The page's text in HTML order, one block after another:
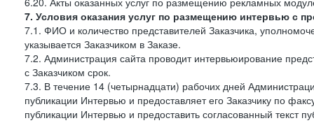
7. Условия оказания услуг по размещению интервью с
7.1. ФИО и количество представителей Заказчика,
указывается Заказчиком в Заказе.
7.2. Администрация сайта проводит интервьюирование
с Заказчиком срок.
7.3. В течение 14 (четырнадцати) рабочих дней
публикации Интервью и предоставляет его Заказчику по
публикации Интервью и предоставить согласованный текст